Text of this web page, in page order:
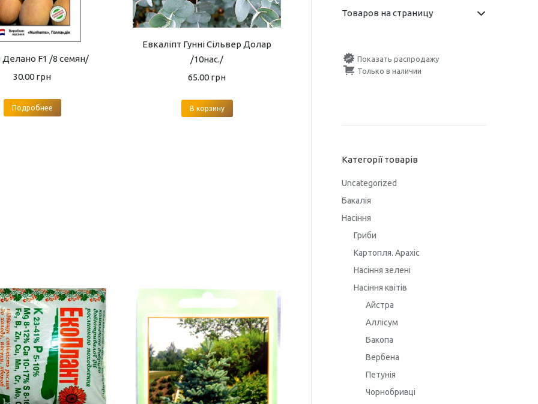
F1 /8 семян/
30.00 грн
Подробнее
Евкаліпт Гунні Сільвер Долар
/10нас./
65.00 грн
В корзину
Товаров на страницу
Показать распродажу
Только в наличии
Категорії товарів
Uncategorized
Бакалія
Насіння
Гриби
Картопля. Арахіс
Насіння зелені
Насіння квітів
Айстра
Аллісум
Бакопа
Вербена
Петунія
Чорнобривці